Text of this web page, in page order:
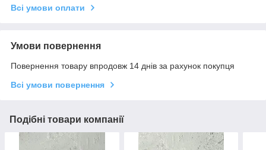
Всі умови оплати
Умови повернення
Повернення товару впродовж 14 днів за рахунок покупця
Всі умови повернення
Подібні товари компанії